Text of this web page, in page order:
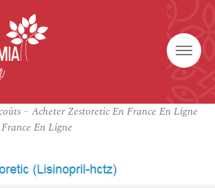
– Acheter Zestoretic En France En Ligne
En Ligne